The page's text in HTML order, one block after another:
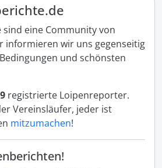
eine Community von
informieren wir uns gegenseitig
und schönsten
registrierte Loipenreporter.
Vereinsläufer, jeder ist
mitzumachen!